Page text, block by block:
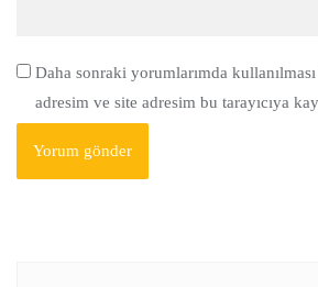
Daha sonraki yorumlarımda
adresim ve site adresim bu tarayıcıya